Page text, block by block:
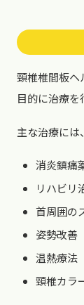
頸椎椎間板ヘ
目的に治療を
主な治療には、
消炎鎮痛
リハビリ
首周囲の
姿勢改善
温熱療法
頸椎カラ